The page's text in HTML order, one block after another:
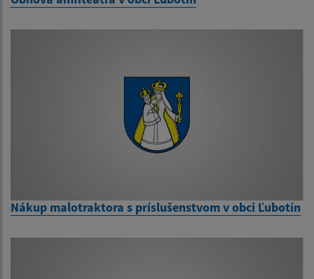
Nákup malotraktora s príslušenstvom v obci Ľubotín